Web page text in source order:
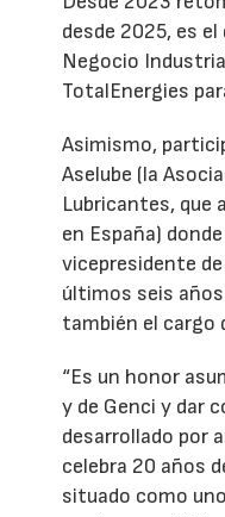
desde 2025, es
Negocio
TotalEnergies
Asimismo,
Aselube (la
Lubricantes, que
en España)
vicepresidente
últimos seis
también el cargo
“Es un honor
y de Genci y dar
desarrollado por
celebra 20 años
situado como